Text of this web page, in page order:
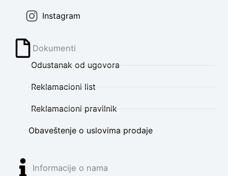
Instagram
Dokumenti
Odustanak od ugovora
Reklamacioni list
Reklamacioni pravilnik
Obaveštenje o uslovima prodaje
Informacije o nama